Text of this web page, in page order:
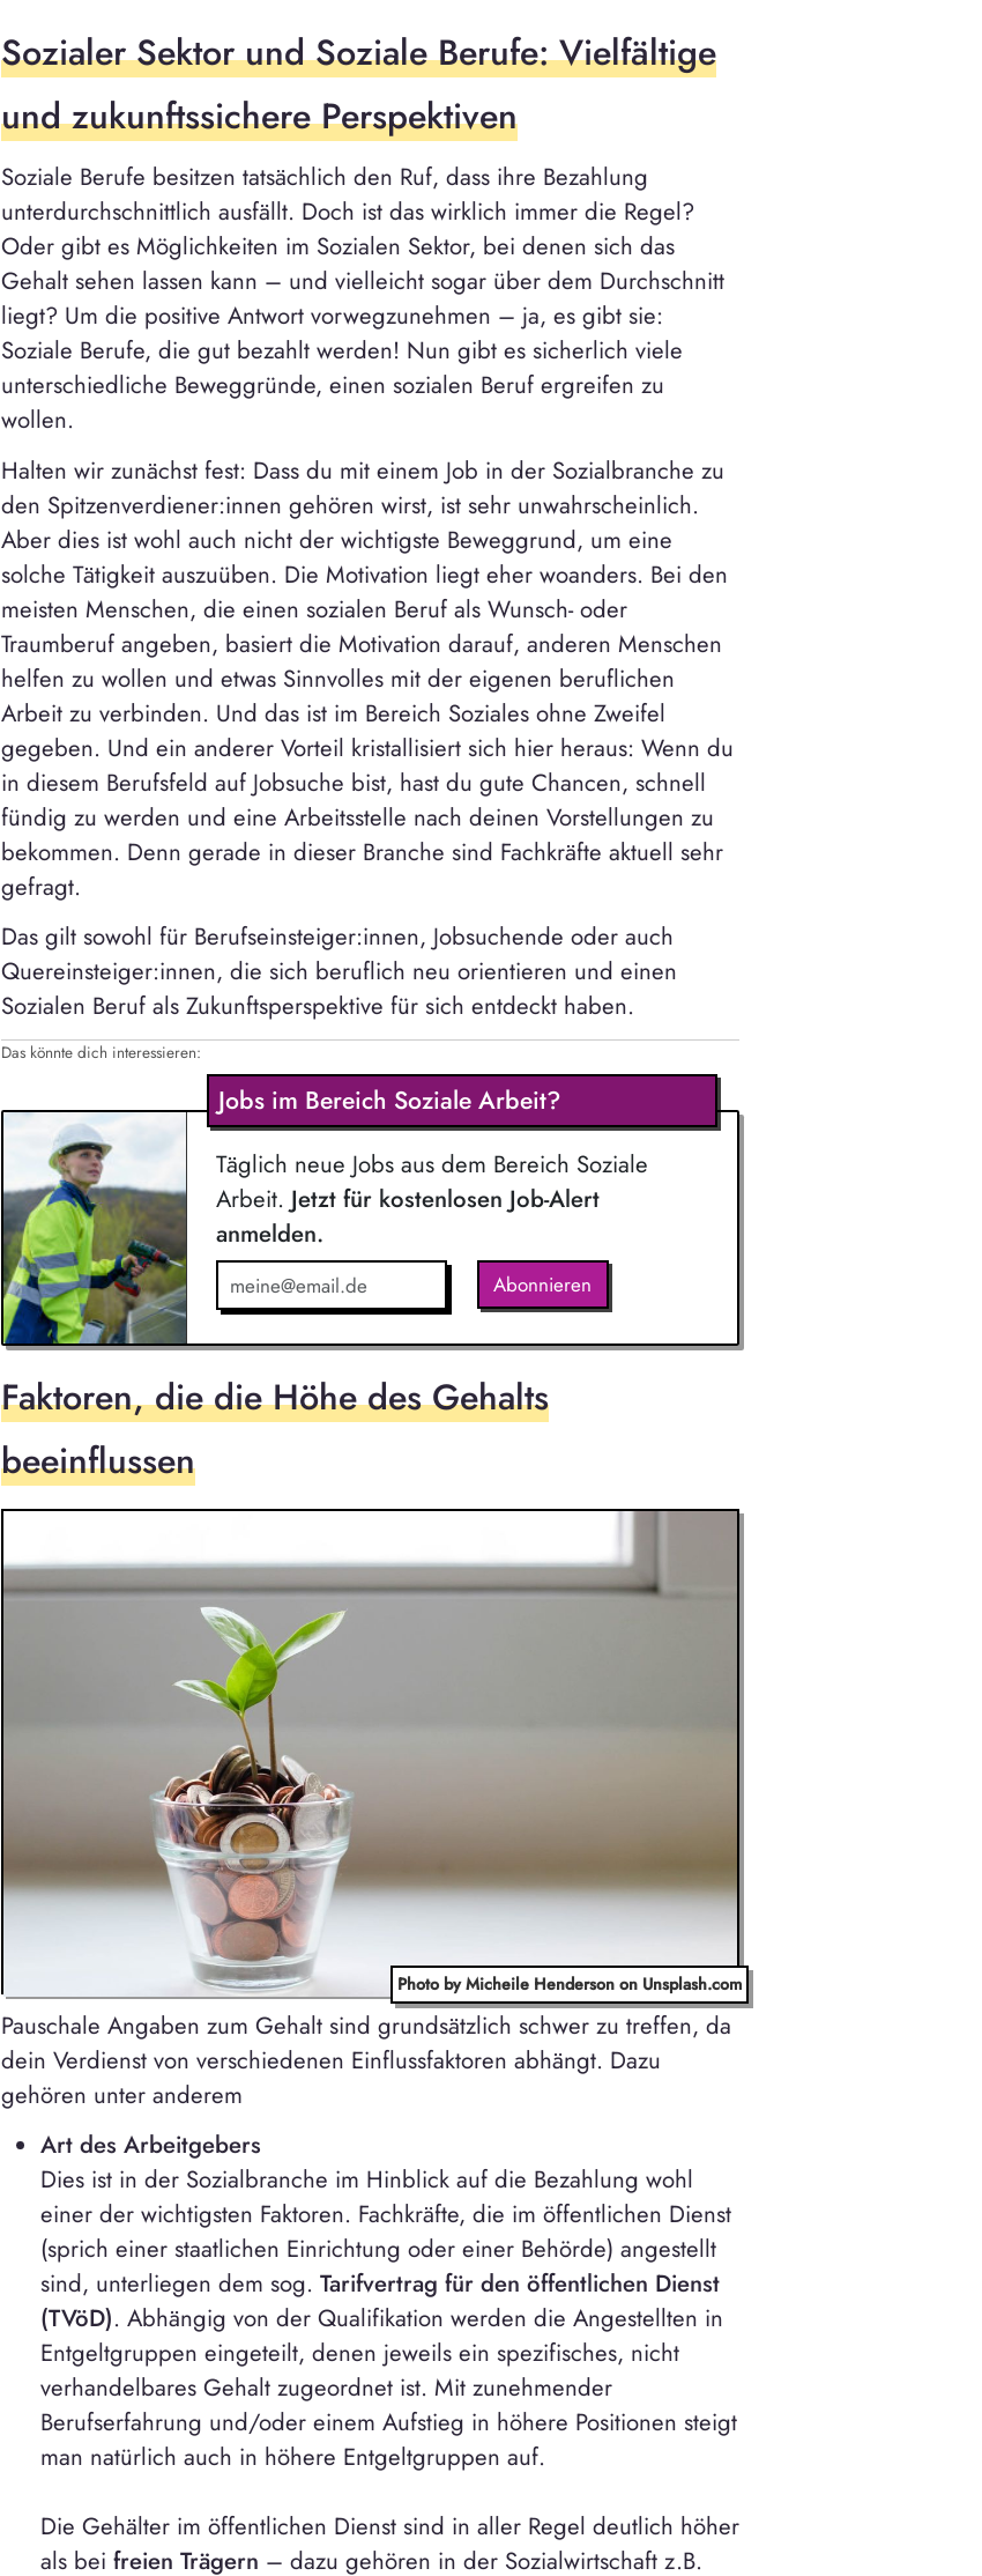
Sozialer Sektor und Soziale Berufe: Vielfältige
und zukunftssichere Perspektiven
Soziale Berufe besitzen tatsächlich den Ruf, dass ihre Bezahlung
unterdurchschnittlich ausfällt. Doch ist das wirklich immer die Regel?
Oder gibt es Möglichkeiten im Sozialen Sektor, bei denen sich das
Gehalt sehen lassen kann – und vielleicht sogar über dem Durchschnitt
liegt? Um die positive Antwort vorwegzunehmen – ja, es gibt sie:
Soziale Berufe, die gut bezahlt werden! Nun gibt es sicherlich viele
unterschiedliche Beweggründe, einen sozialen Beruf ergreifen zu
wollen.
Halten wir zunächst fest: Dass du mit einem Job in der Sozialbranche zu
den Spitzenverdiener:innen gehören wirst, ist sehr unwahrscheinlich.
Aber dies ist wohl auch nicht der wichtigste Beweggrund, um eine
solche Tätigkeit auszuüben. Die Motivation liegt eher woanders. Bei den
meisten Menschen, die einen sozialen Beruf als Wunsch- oder
Traumberuf angeben, basiert die Motivation darauf, anderen Menschen
helfen zu wollen und etwas Sinnvolles mit der eigenen beruflichen
Arbeit zu verbinden. Und das ist im Bereich Soziales ohne Zweifel
gegeben. Und ein anderer Vorteil kristallisiert sich hier heraus: Wenn du
in diesem Berufsfeld auf Jobsuche bist, hast du gute Chancen, schnell
fündig zu werden und eine Arbeitsstelle nach deinen Vorstellungen zu
bekommen. Denn gerade in dieser Branche sind Fachkräfte aktuell sehr
gefragt.
Das gilt sowohl für Berufseinsteiger:innen, Jobsuchende oder auch
Quereinsteiger:innen, die sich beruflich neu orientieren und einen
Sozialen Beruf als Zukunftsperspektive für sich entdeckt haben.
Das könnte dich interessieren:
Jobs im Bereich Soziale Arbeit?
Täglich neue Jobs aus dem Bereich Soziale
Arbeit. Jetzt für kostenlosen Job-Alert
anmelden.
Abonnieren
Faktoren, die die Höhe des Gehalts
beeinflussen
Photo by Micheile Henderson on Unsplash.com
Pauschale Angaben zum Gehalt sind grundsätzlich schwer zu treffen, da
dein Verdienst von verschiedenen Einflussfaktoren abhängt. Dazu
gehören unter anderem
Art des Arbeitgebers
Dies ist in der Sozialbranche im Hinblick auf die Bezahlung wohl
einer der wichtigsten Faktoren. Fachkräfte, die im öffentlichen Dienst
(sprich einer staatlichen Einrichtung oder einer Behörde) angestellt
sind, unterliegen dem sog. Tarifvertrag für den öffentlichen Dienst
(TVöD). Abhängig von der Qualifikation werden die Angestellten in
Entgeltgruppen eingeteilt, denen jeweils ein spezifisches, nicht
verhandelbares Gehalt zugeordnet ist. Mit zunehmender
Berufserfahrung und/oder einem Aufstieg in höhere Positionen steigt
man natürlich auch in höhere Entgeltgruppen auf.
Die Gehälter im öffentlichen Dienst sind in aller Regel deutlich höher
als bei freien Trägern – dazu gehören in der Sozialwirtschaft z.B.